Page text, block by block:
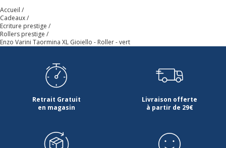
Référence produit fabricant
Accueil
Cadeaux
Ecriture prestige
Rollers prestige
Enzo Varini Taormina XL Gioiello - Roller - vert
Retrait Gratuit
en magasin
Livraison offerte
à partir de 29€